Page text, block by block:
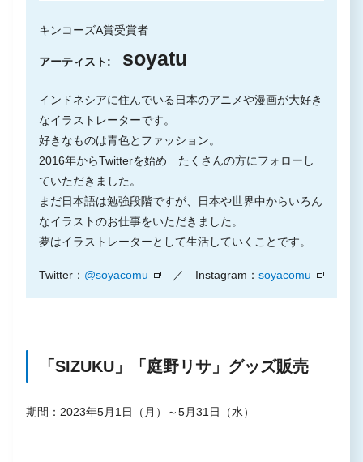
キンコーズA賞受賞者
アーティスト: soyatu
インドネシアに住んでいる日本のアニメや漫画が大好き
なイラストレーターです。
好きなものは青色とファッション。
2016年からTwitterを始め たくさんの方にフォローし
ていただきました。
まだ日本語は勉強段階ですが、日本や世界中からいろん
なイラストのお仕事をいただきました。
夢はイラストレーターとして生活していくことです。
Twitter： @soyacomu ／ Instagram： soyacomu
「SIZUKU」「庭野リサ」グッズ販売
期間：2023年5月1日（月）～5月31日（水）